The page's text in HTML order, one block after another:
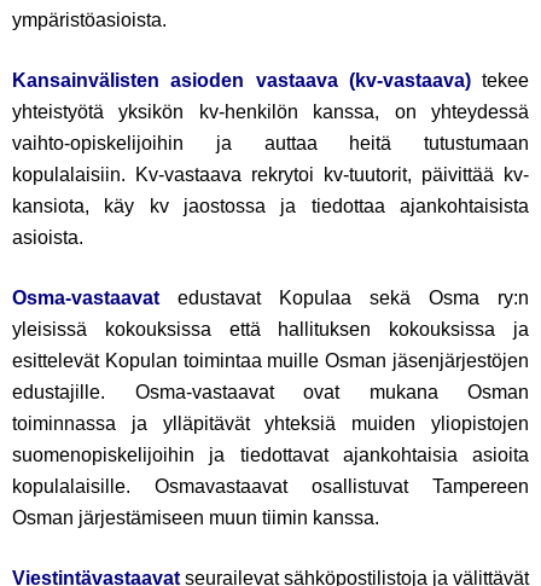
ympäristöasioista.
Kansainvälisten asioden vastaava (kv-vastaava) tekee
yhteistyötä yksikön kv-henkilön kanssa, on yhteydessä
vaihto-opiskelijoihin ja auttaa heitä tutustumaan
kopulalaisiin. Kv-vastaava rekrytoi kv-tuutorit, päivittää kv-
kansiota, käy kv jaostossa ja tiedottaa ajankohtaisista
asioista.
Osma-vastaavat edustavat Kopulaa sekä Osma ry:n
yleisissä kokouksissa että hallituksen kokouksissa ja
esittelevät Kopulan toimintaa muille Osman jäsenjärjestöjen
edustajille. Osma-vastaavat ovat mukana Osman
toiminnassa ja ylläpitävät yhteksiä muiden yliopistojen
suomenopiskelijoihin ja tiedottavat ajankohtaisia asioita
kopulalaisille. Osmavastaavat osallistuvat Tampereen
Osman järjestämiseen muun tiimin kanssa.
Viestintävastaavat seurailevat sähköpostilistoja ja välittävät